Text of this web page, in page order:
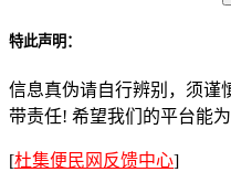
特此声明：
信息真伪请自行辨别，须谨
带责任! 希望我们的平台能
[杜集便民网反馈中心]